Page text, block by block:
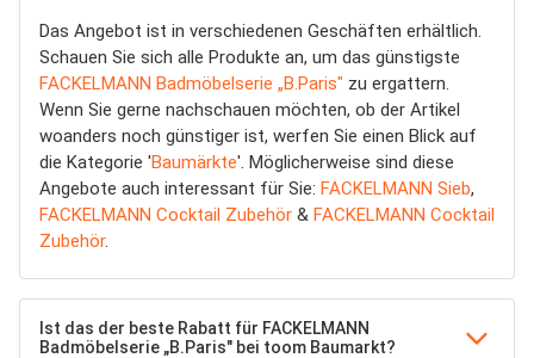
Das Angebot ist in verschiedenen Geschäften erhältlich.
Schauen Sie sich alle Produkte an, um das günstigste
FACKELMANN Badmöbelserie „B.Paris" zu ergattern.
Wenn Sie gerne nachschauen möchten, ob der Artikel
woanders noch günstiger ist, werfen Sie einen Blick auf
die Kategorie 'Baumärkte'. Möglicherweise sind diese
Angebote auch interessant für Sie: FACKELMANN Sieb,
FACKELMANN Cocktail Zubehör & FACKELMANN Cocktail
Zubehör.
Ist das der beste Rabatt für FACKELMANN
Badmöbelserie „B.Paris" bei toom Baumarkt?